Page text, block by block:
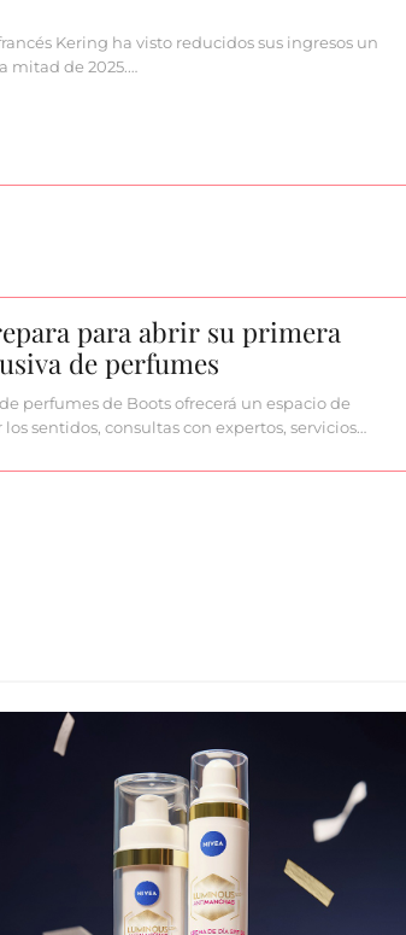
Kering ha visto reducidos sus ingresos un
mitad de 2025.…
para abrir su primera
de perfumes
perfumes de Boots ofrecerá un espacio de
sentidos, consultas con expertos, servicios…